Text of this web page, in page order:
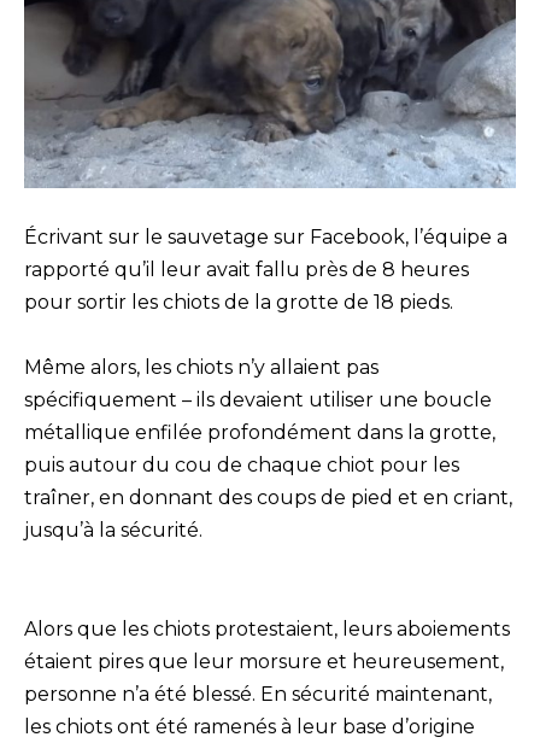
Écrivant sur le sauvetage sur Facebook, l’équipe a
rapporté qu’il leur avait fallu près de 8 heures
pour sortir les chiots de la grotte de 18 pieds.
Même alors, les chiots n’y allaient pas
spécifiquement – ​​ils devaient utiliser une boucle
métallique enfilée profondément dans la grotte,
puis autour du cou de chaque chiot pour les
traîner, en donnant des coups de pied et en criant,
jusqu’à la sécurité.
Alors que les chiots protestaient, leurs aboiements
étaient pires que leur morsure et heureusement,
personne n’a été blessé. En sécurité maintenant,
les chiots ont été ramenés à leur base d’origine